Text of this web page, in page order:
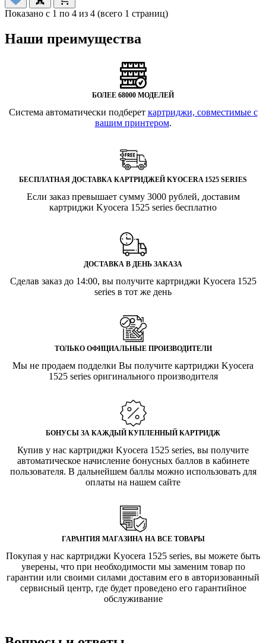
Показано с 1 по 4 из 4 (всего 1 страниц)
Наши преимущества
БОЛЕЕ 68000 МОДЕЛЕЙ
Система автоматически подберет картриджи, совместимые с
вашим принтером.
БЕСПЛАТНАЯ ДОСТАВКА КАРТРИДЖЕЙ KYOCERA 1525 SERIES
Если заказ превышает сумму 3000 рублей, доставим
картриджи Kyocera 1525 series бесплатно
ДОСТАВКА В ДЕНЬ ЗАКАЗА
Сделав заказ до 14:00, вы получите картриджи Kyocera 1525
series в тот же день
ТОЛЬКО ОФИЦИАЛЬНЫЕ ПРОИЗВОДИТЕЛИ
Мы не продаем подделки Вы получите картриджи Kyocera
1525 series оригинального производителя
БОНУСЫ ЗА КАЖДЫЙ КУПЛЕННЫЙ КАРТРИДЖ
Купив у нас картриджи Kyocera 1525 series, вы получите
автоматическое начисление бонусных баллов в кабинете
пользователя. В дальнейшем баллы можно использовать для
оплаты на нашем сайте
ГАРАНТИЯ МАГАЗИНА НА ВСЕ ТОВАРЫ
Покупая у нас картриджи Kyocera 1525 series, вы можете быть
уверены, что при необходимости мы заменим товар по
гарантии или своими силами доставим его в авторизованный
сервисный центр, где будет проведено его гарантийное
обслуживание